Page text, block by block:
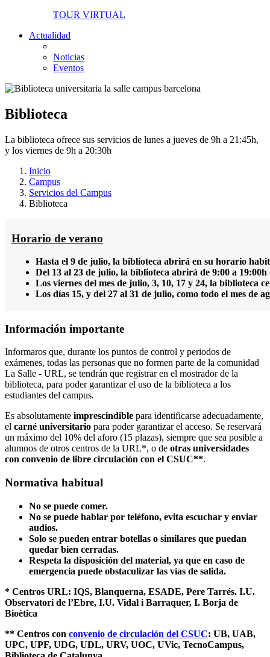
TOUR VIRTUAL
Actualidad
Noticias
Eventos
Biblioteca
La biblioteca ofrece sus servicios de lunes a jueves de 9h a 21:45h,
y los viernes de 9h a 20:30h
Inicio
Campus
Servicios del Campus
Biblioteca
Horario de verano
Hasta el 9 de julio, la biblioteca abrirá en su horario
Del 13 al 23 de julio, la biblioteca abrirá de 9:00 a 19:00h
Los viernes del mes de julio, 3, 10, 17 y 24, la biblioteca
Los días 15, y del 27 al 31 de julio, como todo el mes de
Información importante
Informaros que, durante los puntos de control y periodos de
exámenes, todas las personas que no formen parte de la comunidad
La Salle - URL, se tendrán que registrar en el mostrador de la
biblioteca, para poder garantizar el uso de la biblioteca a los
estudiantes del campus.
Es absolutamente imprescindible para identificarse adecuadamente,
el carné universitario para poder garantizar el acceso. Se reservará
un máximo del 10% del aforo (15 plazas), siempre que sea posible a
alumnos de otros centros de la URL*, o de otras universidades
con convenio de libre circulación con el CSUC**.
Normativa habitual
No se puede comer.
No se puede hablar por teléfono, evita escuchar y enviar
audios.
Solo se pueden entrar botellas o similares que puedan
quedar bien cerradas.
Respeta la disposición del material, ya que en caso de
emergencia puede obstaculizar las vías de salida.
* Centros URL: IQS, Blanquerna, ESADE, Pere Tarrés. I.U.
Observatori de l’Ebre, I.U. Vidal i Barraquer, I. Borja de
Bioètica
** Centros con convenio de circulación del CSUC: UB, UAB,
UPC, UPF, UDG, UDL, URV, UOC, UVic, TecnoCampus,